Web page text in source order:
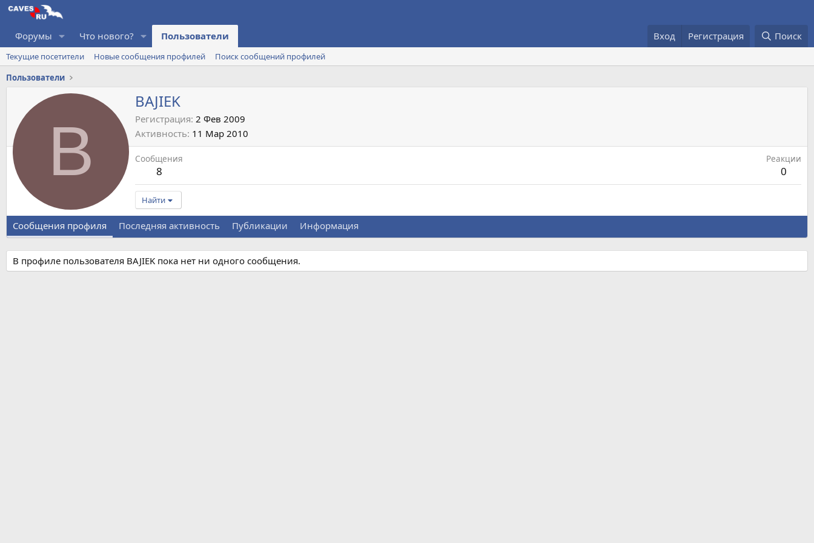
Форумы Что нового? Пользователи Вход Регистрация Поиск
Текущие посетители Новые сообщения профилей
Поиск сообщений профилей
Пользователи
B
BAJIEK
Регистрация 2 Фев 2009
Активность 11 Мар 2010
Сообщения
8
Реакции
0
Найти
Сообщения профиля Последняя активность Публикации Информация
В профиле пользователя BAJIEK пока нет ни одного сообщения.